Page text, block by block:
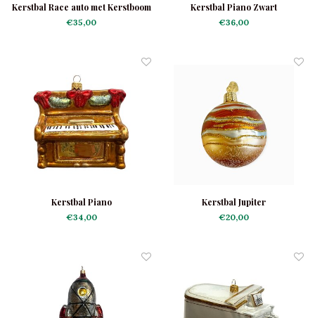
Kerstbal Race auto met Kerstboom
€35,00
Kerstbal Piano Zwart
€36,00
Kerstbal Piano
€34,00
Kerstbal Jupiter
€20,00